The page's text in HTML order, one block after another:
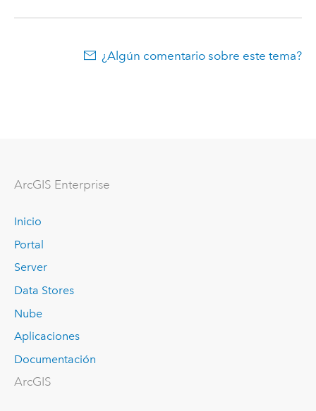
¿Algún comentario sobre este tema?
ArcGIS Enterprise
Inicio
Portal
Server
Data Stores
Nube
Aplicaciones
Documentación
ArcGIS